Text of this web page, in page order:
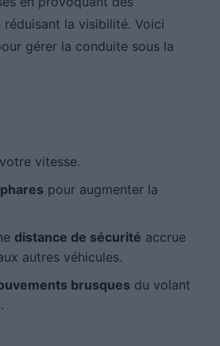
réduisant la visibilité. Voici
gérer la conduite sous la
votre vitesse.
phares pour augmenter la
distance de sécurité accrue
autres véhicules.
brusques du volant